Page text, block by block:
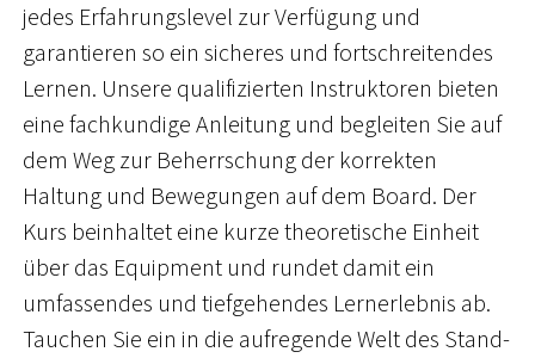
jedes Erfahrungslevel zur Verfügung und
garantieren so ein sicheres und fortschreitendes
Lernen. Unsere qualifizierten Instruktoren bieten
eine fachkundige Anleitung und begleiten Sie auf
dem Weg zur Beherrschung der korrekten
Haltung und Bewegungen auf dem Board. Der
Kurs beinhaltet eine kurze theoretische Einheit
über das Equipment und rundet damit ein
umfassendes und tiefgehendes Lernerlebnis ab.
Tauchen Sie ein in die aufregende Welt des Stand-